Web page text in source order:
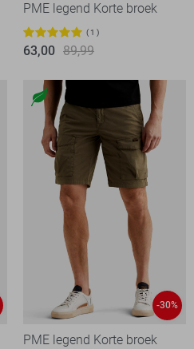
PME legend Korte broek
1
63,00 89,99
-30%
PME legend Korte broek